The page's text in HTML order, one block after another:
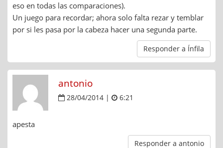
eso en todas las comparaciones).
Un juego para recordar; ahora solo falta rezar y temblar
por si les pasa por la cabeza hacer una segunda parte.
Responder a Ínfila
antonio
28/04/2014 | 6:21
apesta
Responder a antonio